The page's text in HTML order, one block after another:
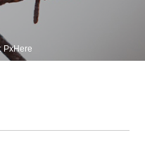
PxHere